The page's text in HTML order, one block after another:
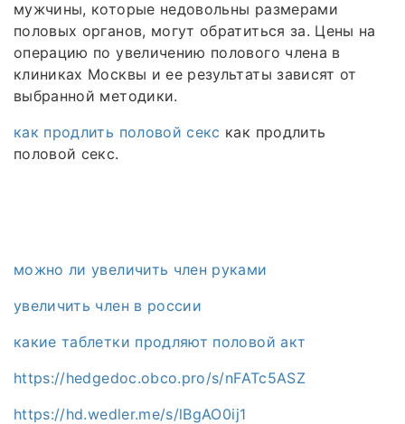
мужчины, которые недовольны размерами
половых органов, могут обратиться за. Цены на
операцию по увеличению полового члена в
клиниках Москвы и ее результаты зависят от
выбранной методики.
как продлить половой секс как продлить
половой секс.
можно ли увеличить член руками
увеличить член в россии
какие таблетки продляют половой акт
https://hedgedoc.obco.pro/s/nFATc5ASZ
https://hd.wedler.me/s/lBgAO0ij1